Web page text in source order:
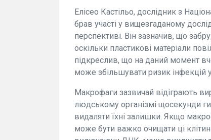
Елісео Кастільо, дослідник з
брав участі у вищезгаданому
перспективі. Він зазначив, що
оскільки пластикові матеріали
підкреслив, що на даний момент
може збільшувати ризик інфекцій
Макрофаги зазвичай відіграють
людському організмі щосекунди
видаляти їхні залишки. Якщо
може бути важко очищати ці